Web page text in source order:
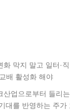
화 막지 말고 일터·
배 활성화 해야
산업으로부터 들리
대를 반영하는 주